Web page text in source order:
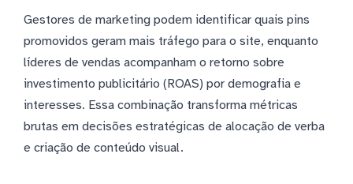
Gestores de marketing podem identificar quais pins
promovidos geram mais tráfego para o site, enquanto
líderes de vendas acompanham o retorno sobre
investimento publicitário (ROAS) por demografia e
interesses. Essa combinação transforma métricas
brutas em decisões estratégicas de alocação de verba
e criação de conteúdo visual.